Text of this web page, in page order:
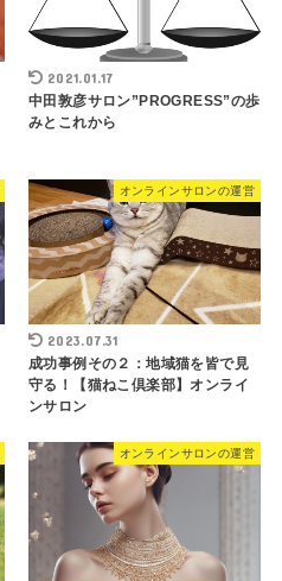
2021.01.17
中田敦彦サロン”PROGRESS”の歩
みとこれから
オンラインサロンの運営
2023.07.31
成功事例その２：地域猫を皆で見
守る！【猫ねこ倶楽部】オンライ
ンサロン
オンラインサロンの運営